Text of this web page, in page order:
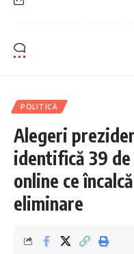
POLITICĂ
Alegeri
identifică 39
online ce
eliminare